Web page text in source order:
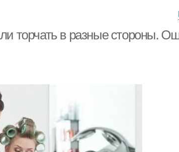
торчать в разные стороны.